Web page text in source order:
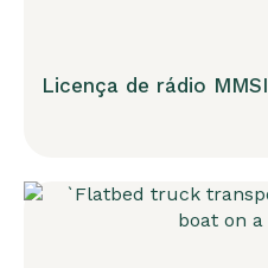
Licença de rádio MMSI